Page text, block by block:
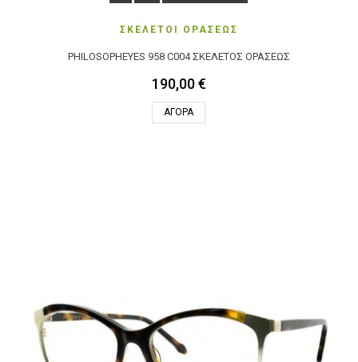
ΣΚΕΛΕΤΟΙ ΟΡΑΣΕΩΣ
PHILOSOPHEYES 958 C004 ΣΚΕΛΕΤΌΣ ΟΡΆΣΕΩΣ
190,00 €
ΑΓΟΡΆ